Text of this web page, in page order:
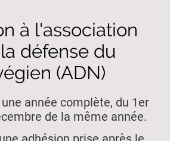
à l'association
défense du
(ADN)
année complète, du 1er
de la même année.